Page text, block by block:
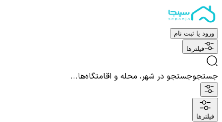
ورود یا ثبت نام
فیلترها
جستجوجستجو در شهر، محله و اقامتگاه‌ها...
فیلترها